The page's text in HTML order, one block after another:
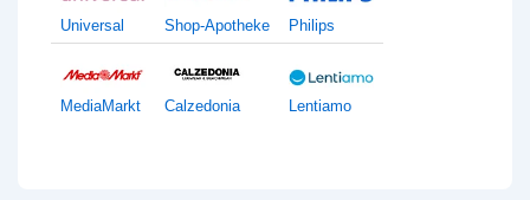
Universal
MediaMarkt
Shop-Apotheke
Calzedonia
Philips
Lentiamo